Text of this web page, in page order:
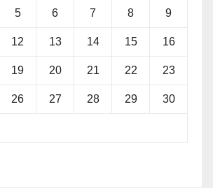
5 6 7 8 9
12 13 14 15 16
19 20 21 22 23
26 27 28 29 30